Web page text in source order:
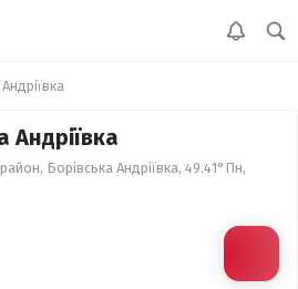
Андріївка
Борівська Андріївка, 49.41°Пн,